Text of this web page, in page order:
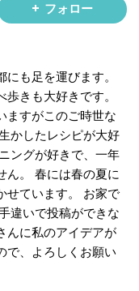
フォロー
も足を運びます。
きも大好きです。
ますがこのご時世な
かしたレシピが大好
ングが好きで、一年
ん。 春には春の夏に
せています。 お家で
違いで投稿ができな
んに私のアイデアが
で、よろしくお願い